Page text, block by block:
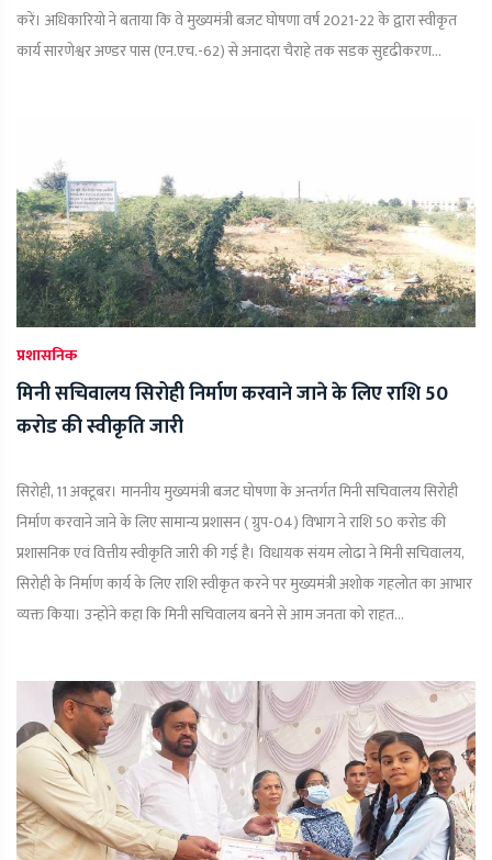
करें। अधिकारियो ने बताया कि वे मुख्यमंत्री बजट घोषणा वर्ष 2021-22 के द्वारा स्वीकृत
कार्य सारणेश्वर अण्डर पास (एन.एच.-62) से अनादरा चैराहे तक सडक सुदृढीकरण...
प्रशासनिक
मिनी सचिवालय सिरोही निर्माण करवाने जाने के लिए राशि 50
करोड की स्वीकृति जारी
सिरोही, 11 अक्टूबर। माननीय मुख्यमंत्री बजट घोषणा के अन्तर्गत मिनी सचिवालय सिरोही
निर्माण करवाने जाने के लिए सामान्य प्रशासन ( ग्रुप-04) विभाग ने राशि 50 करोड की
प्रशासनिक एवं वित्तीय स्वीकृति जारी की गई है। विधायक संयम लोढा ने मिनी सचिवालय,
सिरोही के निर्माण कार्य के लिए राशि स्वीकृत करने पर मुख्यमंत्री अशोक गहलोत का आभार
व्यक्त किया। उन्होंने कहा कि मिनी सचिवालय बनने से आम जनता को राहत...